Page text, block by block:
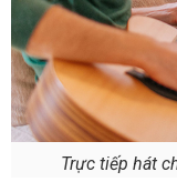
Trực tiếp hát